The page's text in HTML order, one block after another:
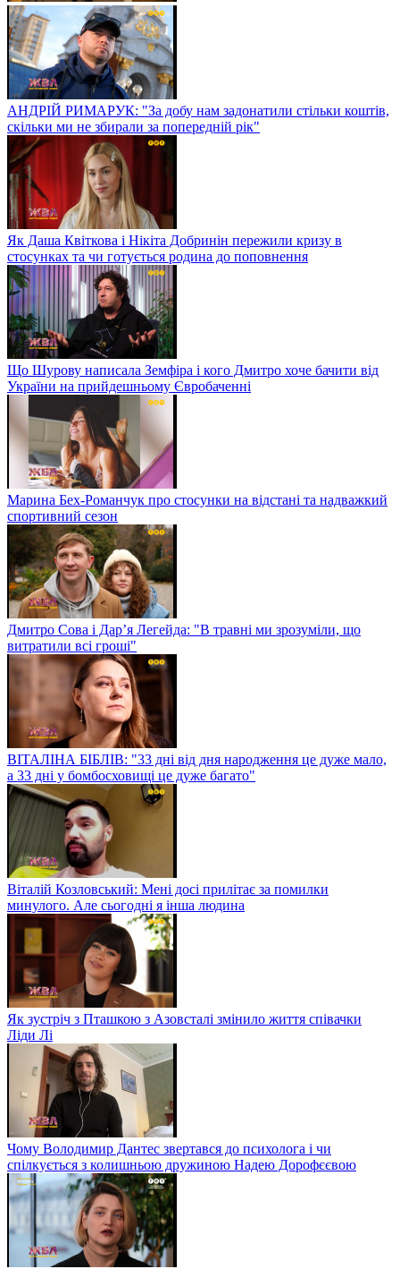
АНДРІЙ РИМАРУК: "За добу нам задонатили стільки коштів,
скільки ми не збирали за попередній рік"
Як Даша Квіткова і Нікіта Добринін пережили кризу в
стосунках та чи готується родина до поповнення
Що Шурову написала Земфіра і кого Дмитро хоче бачити від
України на прийдешньому Євробаченні
Марина Бех-Романчук про стосунки на відстані та надважкий
спортивний сезон
Дмитро Сова і Дар’я Легейда: "В травні ми зрозуміли, що
витратили всі гроші"
ВІТАЛІНА БІБЛІВ: "33 дні від дня народження це дуже мало,
а 33 дні у бомбосховищі це дуже багато"
Віталій Козловський: Мені досі прилітає за помилки
минулого. Але сьогодні я інша людина
Як зустріч з Пташкою з Азовсталі змінило життя співачки
Ліди Лі
Чому Володимир Дантес звертався до психолога і чи
спілкується з колишньою дружиною Надею Дорофєєвою